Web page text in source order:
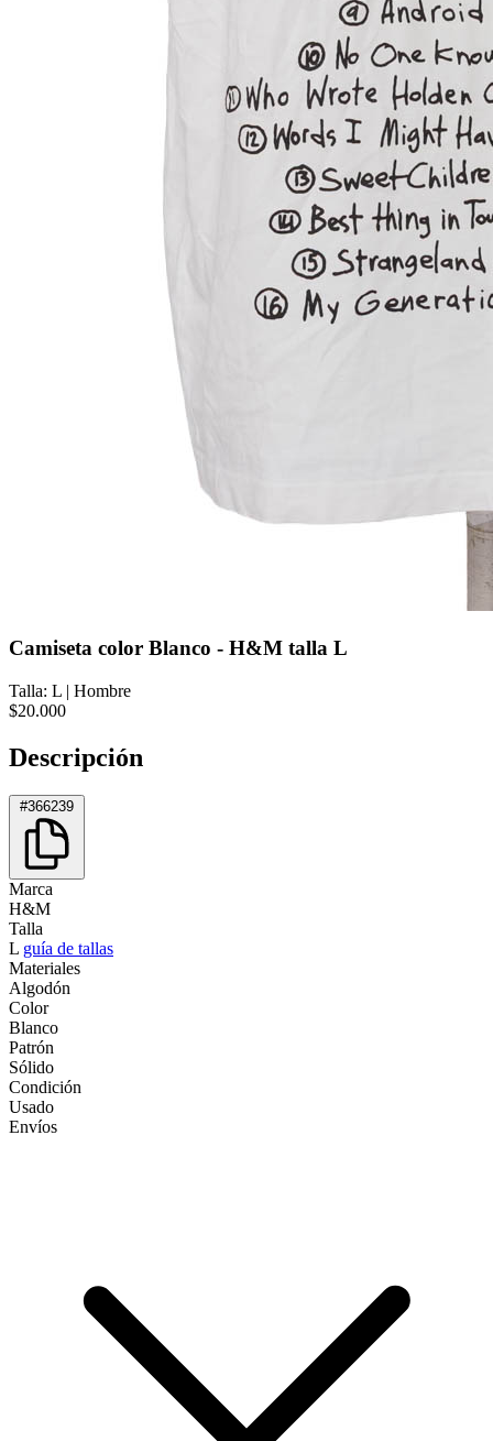
Camiseta color Blanco - H&M talla L
Talla: L | Hombre
$20.000
Descripción
#366239
Marca
H&M
Talla
L guía de tallas
Materiales
Algodón
Color
Blanco
Patrón
Sólido
Condición
Usado
Envíos